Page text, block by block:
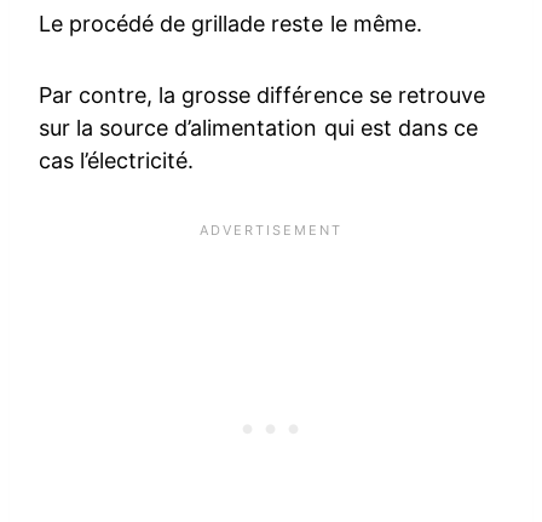
Le procédé de grillade reste le même.
Par contre, la grosse différence se retrouve
sur la source d’alimentation qui est dans ce
cas l’électricité.